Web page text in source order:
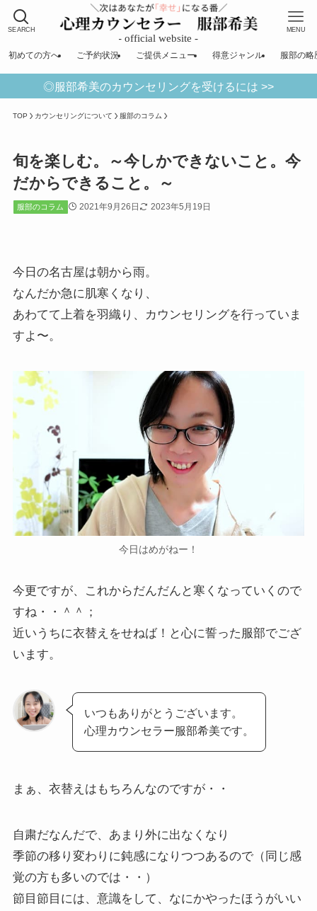
SEARCH MENU
初めての方へ ご予約状況 ご提供メニュー 得意ジャンル 服部の略
◎服部希美のカウンセリングを受けるには >>
TOP カウンセリングについて 服部のコラム
旬を楽しむ。～今しかできないこと。今
だからできること。～
服部のコラム 2021年9月26日 2023年5月19日
今日の名古屋は朝から雨。
なんだか急に肌寒くなり、
あわてて上着を羽織り、カウンセリングを行っていま
すよ〜。
今日はめがねー！
今更ですが、これからだんだんと寒くなっていくので
すね・・＾＾；
近いうちに衣替えをせねば！と心に誓った服部でござ
います。
いつもありがとうございます。
心理カウンセラー服部希美です。
まぁ、衣替えはもちろんなのですが・・
自粛だなんだで、あまり外に出なくなり
季節の移り変わりに鈍感になりつつあるので（同じ感
覚の方も多いのでは・・）
節目節目には、意識をして、なにかやったほうがいい